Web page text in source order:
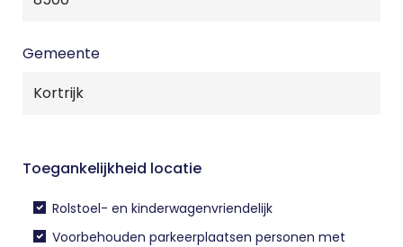
Gemeente
Toegankelijkheid locatie
Rolstoel- en kinderwagenvriendelijk
Voorbehouden parkeerplaatsen personen met